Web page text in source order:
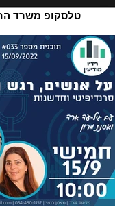
טלסקופ משרד